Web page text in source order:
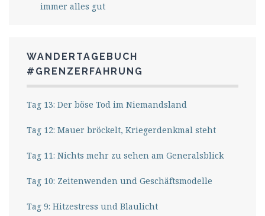
immer alles gut
WANDERTAGEBUCH
#GRENZERFAHRUNG
Tag 13: Der böse Tod im Niemandsland
Tag 12: Mauer bröckelt, Kriegerdenkmal steht
Tag 11: Nichts mehr zu sehen am Generalsblick
Tag 10: Zeitenwenden und Geschäftsmodelle
Tag 9: Hitzestress und Blaulicht